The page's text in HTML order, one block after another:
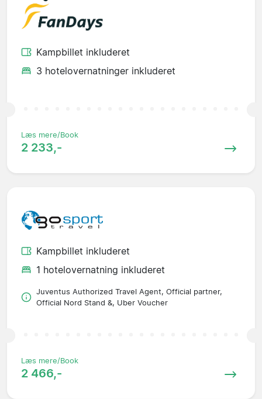
Kampbillet inkluderet
3 hotelovernatninger inkluderet
Læs mere/Book
2 233,-
Kampbillet inkluderet
1 hotelovernatning inkluderet
Juventus Authorized Travel Agent, Official partner,
Official Nord Stand &, Uber Voucher
Læs mere/Book
2 466,-